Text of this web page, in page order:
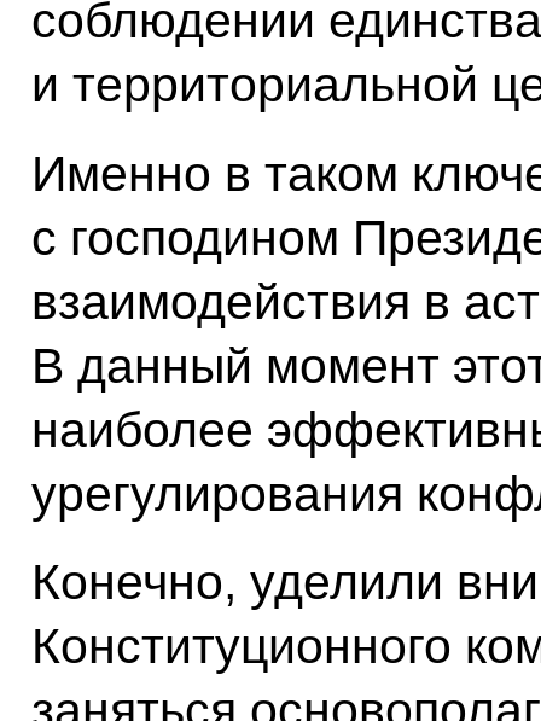
соблюдении
и территориальной
Именно в таком
с господином
взаимодействия в
В данный момент
наиболее
урегулирования
Конечно, уделили
Конституционного